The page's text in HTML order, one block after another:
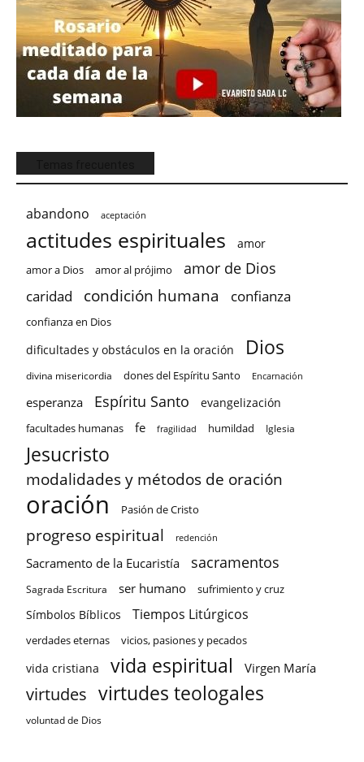
abandono aceptación
actitudes espirituales amor
amor a Dios amor al prójimo amor de Dios
caridad condición humana confianza
confianza en Dios
dificultades y obstáculos en la oración Dios
divina misericordia dones del Espíritu Santo Encarnación
esperanza Espíritu Santo evangelización
facultades humanas fe fragilidad humildad Iglesia
Jesucristo
modalidades y métodos de oración
oración Pasión de Cristo
progreso espiritual redención
Sacramento de la Eucaristía sacramentos
Sagrada Escritura ser humano sufrimiento y cruz
Símbolos Bíblicos Tiempos Litúrgicos
verdades eternas vicios, pasiones y pecados
vida cristiana vida espiritual Virgen María
virtudes virtudes teologales
voluntad de Dios